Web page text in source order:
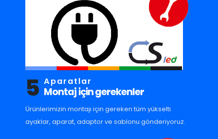
5 Aparatlar
Montaj için gerekenler
Ürünlerimizin montajı için gereken tüm yükselti
ayaklar, aparat, adaptor ve sablonu gönderiyoruz.